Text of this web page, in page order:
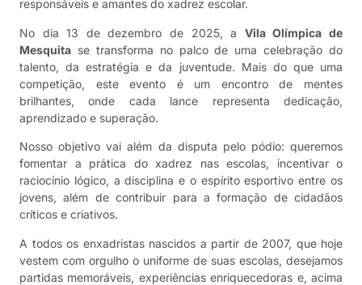
responsáveis e amantes do xadrez escolar.
No dia 13 de dezembro de 2025, a Vila Olímpica de
Mesquita se transforma no palco de uma celebração do
talento, da estratégia e da juventude. Mais do que uma
competição, este evento é um encontro de mentes
brilhantes, onde cada lance representa dedicação,
aprendizado e superação.
Nosso objetivo vai além da disputa pelo pódio: queremos
fomentar a prática do xadrez nas escolas, incentivar o
raciocínio lógico, a disciplina e o espírito esportivo entre os
jovens, além de contribuir para a formação de cidadãos
críticos e criativos.
A todos os enxadristas nascidos a partir de 2007, que hoje
vestem com orgulho o uniforme de suas escolas, desejamos
partidas memoráveis, experiências enriquecedoras e, acima